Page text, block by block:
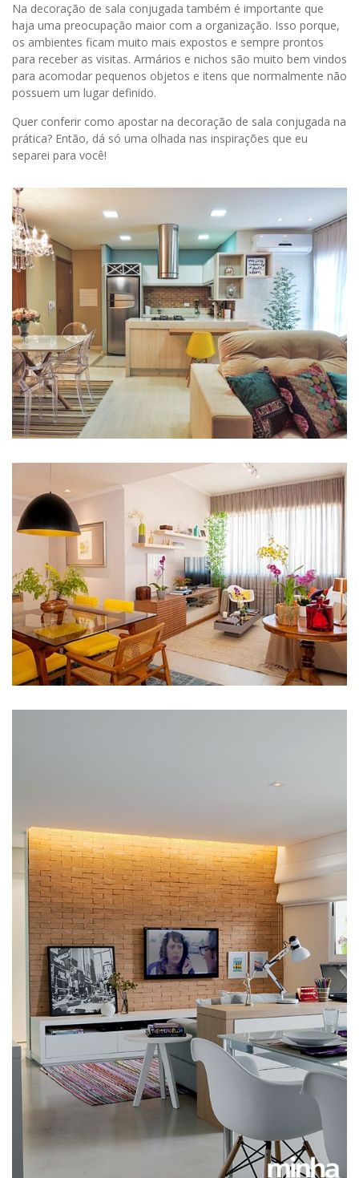
Na decoração de sala conjugada também é importante que
haja uma preocupação maior com a organização. Isso porque,
os ambientes ficam muito mais expostos e sempre prontos
para receber as visitas. Armários e nichos são muito bem vindos
para acomodar pequenos objetos e itens que normalmente não
possuem um lugar definido.
Quer conferir como apostar na decoração de sala conjugada na
prática? Então, dá só uma olhada nas inspirações que eu
separei para você!